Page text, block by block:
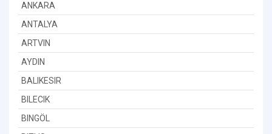
ANKARA
ANTALYA
ARTVIN
AYDIN
BALIKESIR
BILECIK
BINGÖL